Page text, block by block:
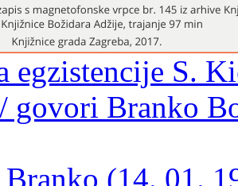
egzistencije S.
govori Branko
(14. 01.